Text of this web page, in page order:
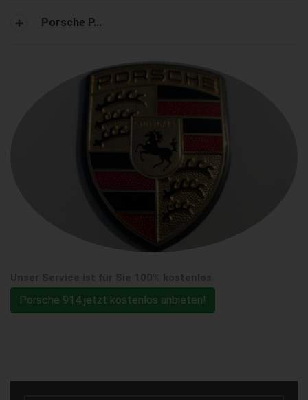
Porsche P...
Porsche 914 jetzt kostenlos anbieten!